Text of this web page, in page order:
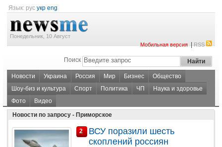
Язык: рус укр eng
Понедельник, 10 Август
Мобильная версия|RSS
Поиск
Новости Украина Россия Мир Бизнес
Общество
Шоу-биз и культура
Спорт Политика ЧП
Наука и здоровье
Фото
Видео
Новости по запросу - Приморское
2
ВСУ поразили шесть
скоплений россиян